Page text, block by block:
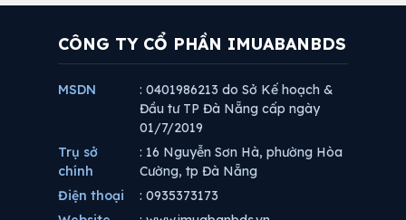
CÔNG TY CỔ PHẦN IMUABANBDS
MSDN
: 0401986213 do Sở Kế hoạch &
Đầu tư TP Đà Nẵng cấp ngày
01/7/2019
Trụ sở
chính
: 16 Nguyễn Sơn Hà, phường Hòa
Cường, tp Đà Nẵng
Điện thoại
: 0935373173